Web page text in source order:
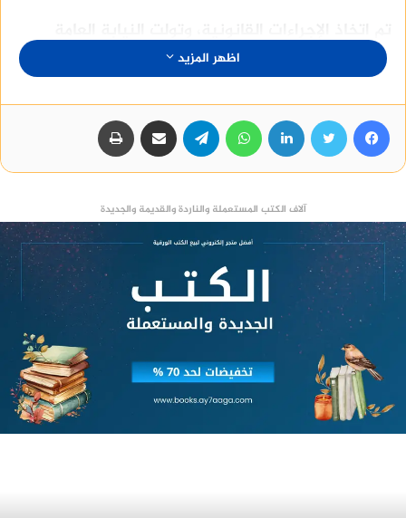
التحقيق.
هل المضمضة تبطل الصيام
Best SEO Company
ربع ريال عماني قديم
اظهر المزيد
آلاف الكتب المستعملة والناردة والقديمة والجديدة